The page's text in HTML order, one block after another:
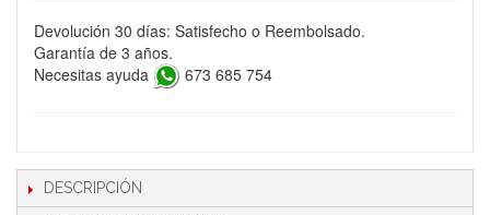
Devolución 30 días: Satisfecho o Reembolsado.
Garantía de 3 años.
Necesitas ayuda
673 685 754
DESCRIPCIÓN